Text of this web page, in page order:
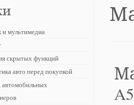
и мультимедиа
скрытых функций
авто перед покупкой
автомобильных